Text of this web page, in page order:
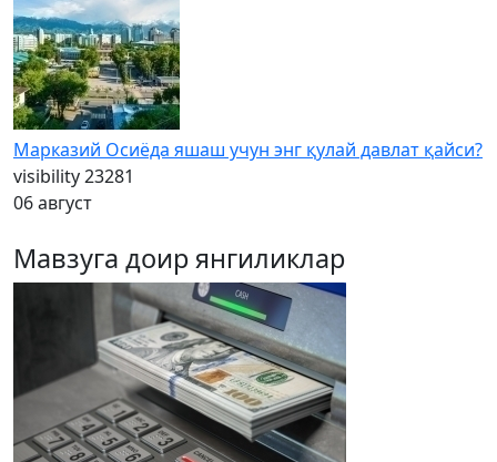
Марказий Осиёда яшаш учун энг қулай давлат қайси?
visibility23281
06 август
Мавзуга доир янгиликлар